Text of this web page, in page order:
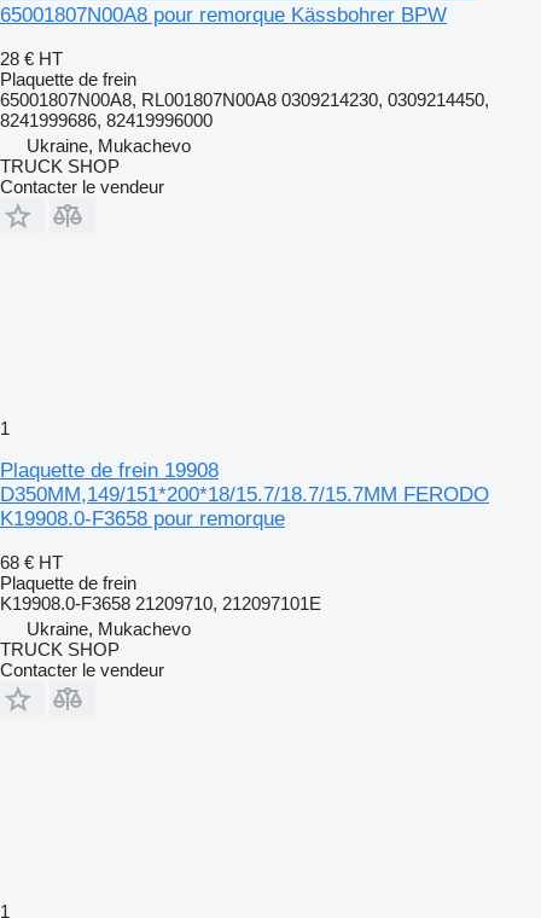
65001807N00A8 pour remorque Kässbohrer BPW
28 € HT
Plaquette de frein
65001807N00A8, RL001807N00A8 0309214230, 0309214450,
8241999686, 82419996000
Ukraine, Mukachevo
TRUCK SHOP
Contacter le vendeur
1
Plaquette de frein 19908
D350MM,149/151*200*18/15.7/18.7/15.7MM FERODO
K19908.0-F3658 pour remorque
68 € HT
Plaquette de frein
K19908.0-F3658 21209710, 212097101E
Ukraine, Mukachevo
TRUCK SHOP
Contacter le vendeur
1